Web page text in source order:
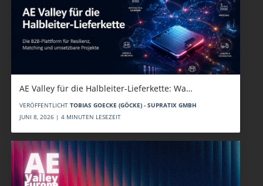
AE Valley für die Halbleiter-Lieferkette: Wa…
VERÖFFENTLICHT TOBIAS GOECKE (GÖCKE) - SUPRATIX GMBH
JUNI 8, 2026 | 4 MINUTEN LESEZEIT